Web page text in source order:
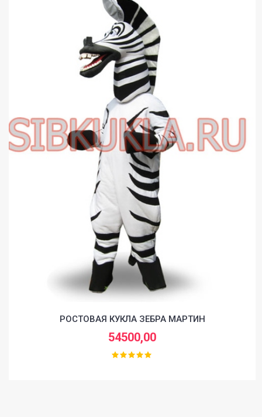
РОСТОВАЯ КУКЛА ЗЕБРА МАРТИН
54500,00